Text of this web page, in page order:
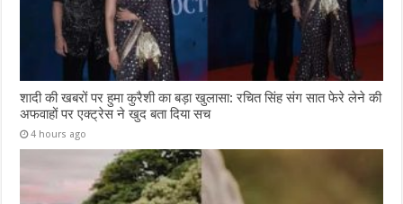
शादी की खबरों पर हुमा कुरैशी का बड़ा खुलासा: रचित सिंह संग सात फेरे लेने की
अफवाहों पर एक्ट्रेस ने खुद बता दिया सच
4 hours ago